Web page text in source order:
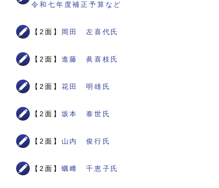
令和七年度補正予算など
【2面】 岡田 左喜代氏
【2面】 進藤 眞喜枝氏
【2面】 花田 明雄氏
【2面】 坂本 泰世氏
【2面】 山内 俊行氏
【2面】 蠣﨑 千恵子氏